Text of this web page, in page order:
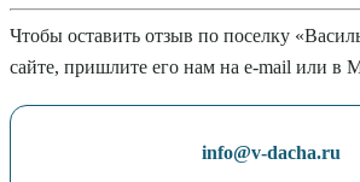
Чтобы оставить отзыв по поселку
сайте, пришлите его нам на e-mail или в
info@v-dacha.ru